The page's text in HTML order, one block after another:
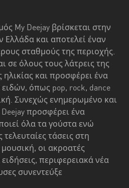
My Deejay βρίσκεται στην
και αποτελεί έναν
σταθμούς της περιοχής.
σε όλους τους λάτρεις της
και προσφέρει ένα
όπως pop, rock, dance
Συνεχώς ενημερωμένο και
προσφέρει ένα
όλα τα γούστα ενώ
τάσεις στη
οι ακροατές
περιφερειακά νέα
συνεντεύξε